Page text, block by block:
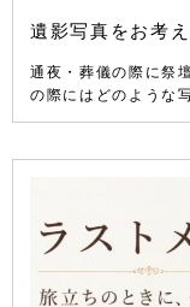
遺影写真をお考
通夜・葬儀の際に祭
の際にはどのような